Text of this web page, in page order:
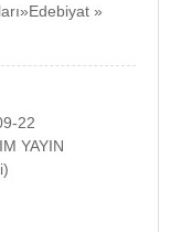
»
22
YAYIN